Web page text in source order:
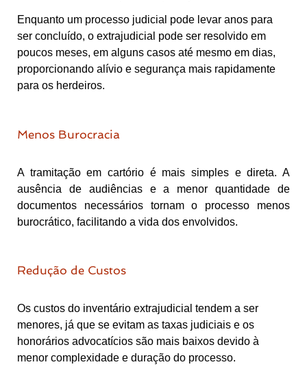
Enquanto um processo judicial pode levar anos para
ser concluído, o extrajudicial pode ser resolvido em
poucos meses, em alguns casos até mesmo em dias,
proporcionando alívio e segurança mais rapidamente
para os herdeiros.
Menos Burocracia
A tramitação em cartório é mais simples e direta. A
ausência de audiências e a menor quantidade de
documentos necessários tornam o processo menos
burocrático, facilitando a vida dos envolvidos.
Redução de Custos
Os custos do inventário extrajudicial tendem a ser
menores, já que se evitam as taxas judiciais e os
honorários advocatícios são mais baixos devido à
menor complexidade e duração do processo.